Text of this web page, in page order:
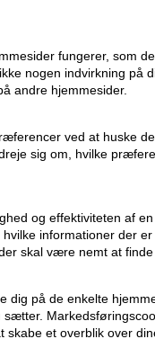
fungerer, som
nogen indvirkning på
andre hjemmesider.
ved at huske
sig om, hvilke
og effektiviteten af
informationer der
skal være nemt at finde
dig på de enkelte
skabe et overblik over
at undgå at berøre
og gnid området
efter
Filters farvebombe